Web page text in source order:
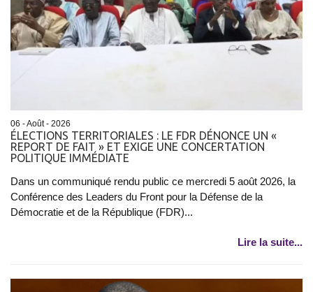
06 - Août - 2026
ÉLECTIONS TERRITORIALES : LE FDR DÉNONCE UN «
REPORT DE FAIT » ET EXIGE UNE CONCERTATION
POLITIQUE IMMÉDIATE
Dans un communiqué rendu public ce mercredi 5 août 2026, la
Conférence des Leaders du Front pour la Défense de la
Démocratie et de la République (FDR)...
Lire la suite...